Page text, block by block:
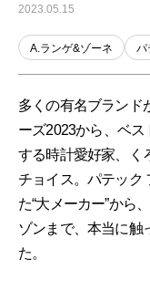
2023.05.15
A.ランゲ&ゾーネ パ
多くの有名ブランド
ーズ2023から、ベ
する時計愛好家、く
チョイス。パテック
た“大メーカー”から
ゾンまで、本当に触
た。